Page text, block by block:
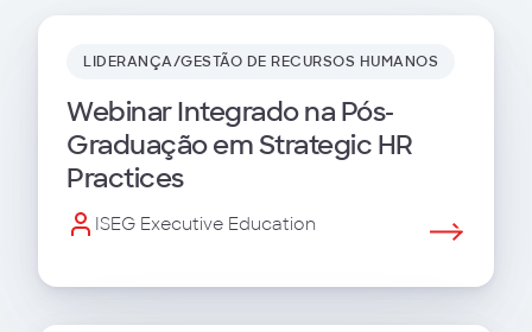
LIDERANÇA/GESTÃO DE RECURSOS HUMANOS
Webinar Integrado na Pós-
Graduação em Strategic HR
Practices
ISEG Executive Education